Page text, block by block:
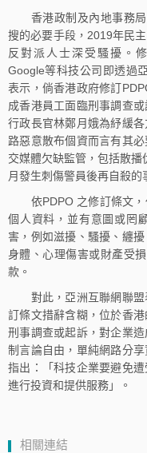
香港政制及內地事務局
搜的必要手段，2019年民
反對派人士深受騷擾。
Google等科技公司即透過
表示，倘香港政府修訂
成香港員工面臨刑事調查
行政長官林鄭月娥為紓緩
路惡意散布個資而言有其
交媒體欠缺監管，包括散
月發生刺傷警員後再自殺的
依PDPO 之修訂條文，
個人資料，並有意圖或罔
害，例如滋擾、騷擾、纏
身體、心理傷害或財產受
款。
對此，亞洲互聯網聯盟
訂條文措辭含糊，位於香
刑事調查或起訴，對企業
制言論自由，單純網路分
指出：「科技企業要避免
進行投資和提供服務」。
相關連結